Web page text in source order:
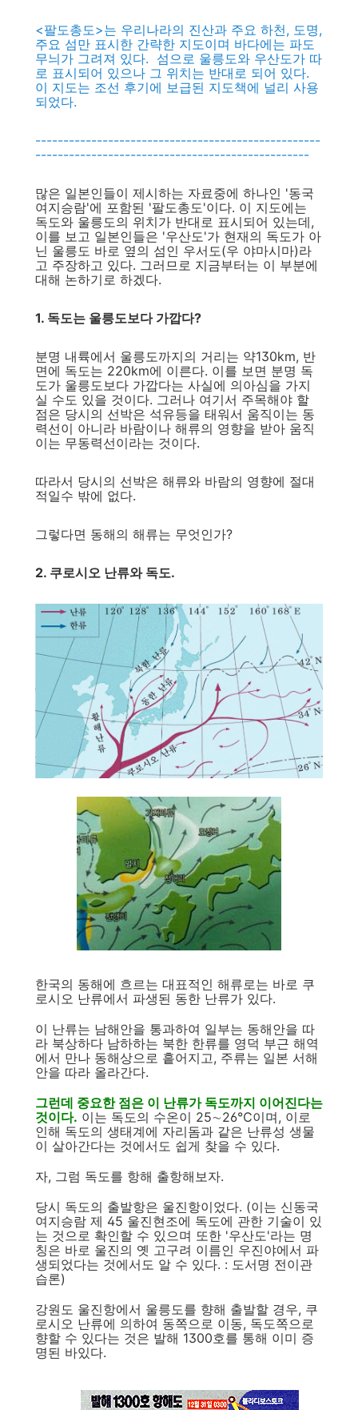
<팔도총도>는 우리나라의 진산과 주요 하천, 도명,
주요 섬만 표시한 간략한 지도이며 바다에는 파도
무늬가 그려져 있다. 섬으로 울릉도와 우산도가 따
로 표시되어 있으나 그 위치는 반대로 되어 있다.
이 지도는 조선 후기에 보급된 지도책에 널리 사용
되었다.
---------------------------------------------------
-------------------------------------------------
많은 일본인들이 제시하는 자료중에 하나인 '동국
여지승람'에 포함된 '팔도총도'이다. 이 지도에는
독도와 울릉도의 위치가 반대로 표시되어 있는데,
이를 보고 일본인들은 '우산도'가 현재의 독도가 아
닌 울릉도 바로 옆의 섬인 우서도(우 야마시마)라
고 주장하고 있다. 그러므로 지금부터는 이 부분에
대해 논하기로 하겠다.
1. 독도는 울릉도보다 가깝다?
분명 내륙에서 울릉도까지의 거리는 약130km, 반
면에 독도는 220km에 이른다. 이를 보면 분명 독
도가 울릉도보다 가깝다는 사실에 의아심을 가지
실 수도 있을 것이다. 그러나 여기서 주목해야 할
점은 당시의 선박은 석유등을 태워서 움직이는 동
력선이 아니라 바람이나 해류의 영향을 받아 움직
이는 무동력선이라는 것이다.
따라서 당시의 선박은 해류와 바람의 영향에 절대
적일수 밖에 없다.
그렇다면 동해의 해류는 무엇인가?
2. 쿠로시오 난류와 독도.
한국의 동해에 흐르는 대표적인 해류로는 바로 쿠
로시오 난류에서 파생된 동한 난류가 있다.
이 난류는 남해안을 통과하여 일부는 동해안을 따
라 북상하다 남하하는 북한 한류를 영덕 부근 해역
에서 만나 동해상으로 흩어지고, 주류는 일본 서해
안을 따라 올라간다.
그런데 중요한 점은 이 난류가 독도까지 이어진다는
것이다. 이는 독도의 수온이 25∼26℃이며, 이로
인해 독도의 생태계에 자리돔과 같은 난류성 생물
이 살아간다는 것에서도 쉽게 찾을 수 있다.
자, 그럼 독도를 항해 출항해보자.
당시 독도의 출발항은 울진항이었다. (이는 신동국
여지승람 제 45 울진현조에 독도에 관한 기술이 있
는 것으로 확인할 수 있으며 또한 '우산도'라는 명
칭은 바로 울진의 옛 고구려 이름인 우진야에서 파
생되었다는 것에서도 알 수 있다. : 도서명 전이관
습론)
강원도 울진항에서 울릉도를 향해 출발할 경우, 쿠
로시오 난류에 의하여 동쪽으로 이동, 독도쪽으로
향할 수 있다는 것은 발해 1300호를 통해 이미 증
명된 바있다.